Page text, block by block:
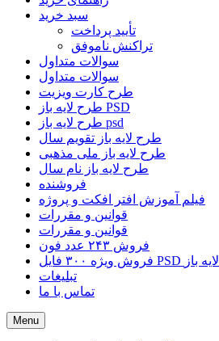
سبد خرید
تأیید پرداخت
تراکنش ناموفق
سوالات متداول
سوالات متداول
طرح کارت ویزیت
طرح لایه باز PSD
طرح لایه باز psd
طرح لایه باز تقویم سال
طرح لایه باز ملی مذهبی
طرح لایه باز نام سال
فروشنده
فیلم آموزش افتر افکت و پروژه
قوانین و مقررات
قوانین و مقررات
فروش ۲۴۳ عدد فون
فروش ویژه ۳۰۰ فایل PSD لایه باز
تبلیغات
تماس با ما
Menu